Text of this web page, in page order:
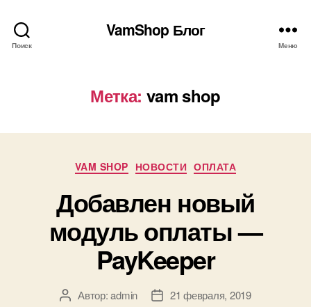
Поиск
VamShop Блог
Меню
Метка: vam shop
Рубрики
VAM SHOP НОВОСТИ ОПЛАТА
Добавлен новый
модуль оплаты —
PayKeeper
АвторАвтор:admin
Дата21 февраля, 2019